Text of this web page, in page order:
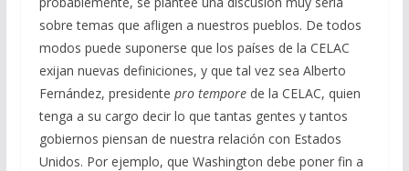
sobre temas que afligen a nuestros pueblos. De todos
modos puede suponerse que los países de la CELAC
exijan nuevas definiciones, y que tal vez sea Alberto
Fernández, presidente pro temporede la CELAC, quien
tenga a su cargo decir lo que tantas gentes y tantos
gobiernos piensan de nuestra relación con Estados
Unidos. Por ejemplo, que Washington debe poner fin a